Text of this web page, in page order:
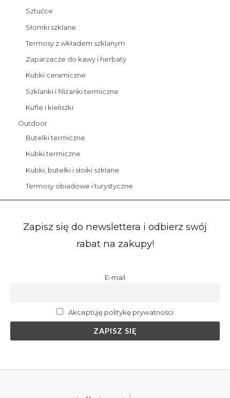
Sztućce
Słomki szklane
Termosy z wkładem szklanym
Zaparzacze do kawy i herbaty
Kubki ceramiczne
Szklanki i filiżanki termiczne
Kufle i kieliszki
Outdoor
Butelki termiczne
Kubki termiczne
Kubki, butelki i słoiki szklane
Termosy obiadowe i turystyczne
Zapisz się do newslettera i odbierz swój
rabat na zakupy!
E-mail
Akceptuję politykę prywatności